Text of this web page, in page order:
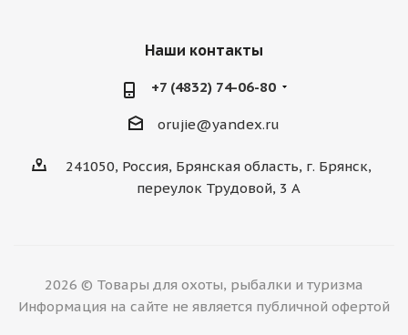
Наши контакты
+7 (4832) 74-06-80
orujie@yandex.ru
241050, Россия, Брянская область, г. Брянск,
переулок Трудовой, 3 А
2026 © Товары для охоты, рыбалки и туризма
Информация на сайте не является публичной офертой